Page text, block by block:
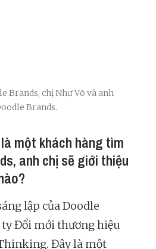
Brands, chị Như Võ và anh
Brands.
một khách hàng tìm
anh chị sẽ giới thiệu
lập của Doodle
Đổi mới thương hiệu
Đây là một